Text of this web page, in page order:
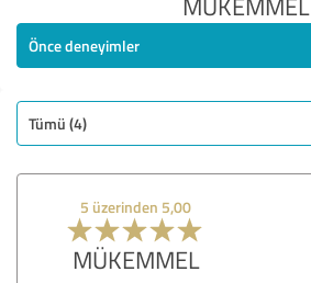
Önce deneyimler
Tümü (4)
5 üzerinden 5,00
MÜKEMMEL